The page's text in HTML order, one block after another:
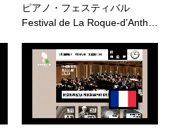
ピアノ・フェスティバル
Festival de La Roque-d’Anth…